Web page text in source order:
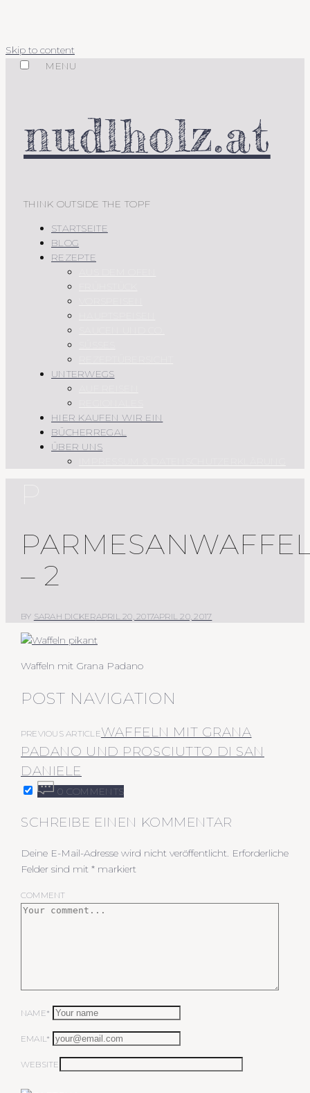
Skip to content
MENU
nudlholz.at
THINK OUTSIDE THE TOPF
STARTSEITE
BLOG
REZEPTE
UNTERWEGS
HIER KAUFEN WIR EIN
BÜCHERREGAL
ÜBER UNS
– 2
BY SARAH DICKERAPRIL 20, 2017APRIL 20, 2017
Waffeln mit Grana Padano
POST NAVIGATION
PREVIOUS ARTICLEWAFFELN MIT GRANA
PADANO UND PROSCIUTTO DI SAN
DANIELE
0 COMMENTS
SCHREIBE EINEN KOMMENTAR
Deine E-Mail-Adresse wird nicht veröffentlicht. Erforderliche
Felder sind mit * markiert
COMMENT
NAME*
EMAIL*
WEBSITE